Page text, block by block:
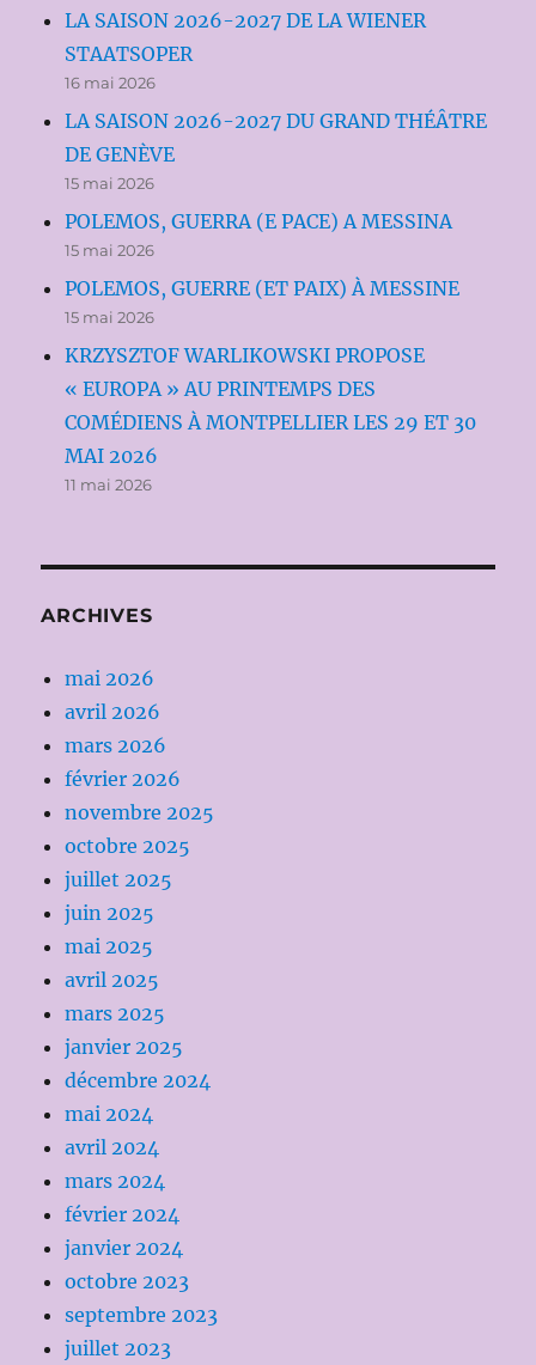
LA SAISON 2026-2027 DE LA WIENER
STAATSOPER
16 mai 2026
LA SAISON 2026-2027 DU GRAND THÉÂTRE
DE GENÈVE
15 mai 2026
POLEMOS, GUERRA (E PACE) A MESSINA
15 mai 2026
POLEMOS, GUERRE (ET PAIX) À MESSINE
15 mai 2026
KRZYSZTOF WARLIKOWSKI PROPOSE
« EUROPA » AU PRINTEMPS DES
COMÉDIENS À MONTPELLIER LES 29 ET 30
MAI 2026
11 mai 2026
ARCHIVES
mai 2026
avril 2026
mars 2026
février 2026
novembre 2025
octobre 2025
juillet 2025
juin 2025
mai 2025
avril 2025
mars 2025
janvier 2025
décembre 2024
mai 2024
avril 2024
mars 2024
février 2024
janvier 2024
octobre 2023
septembre 2023
juillet 2023